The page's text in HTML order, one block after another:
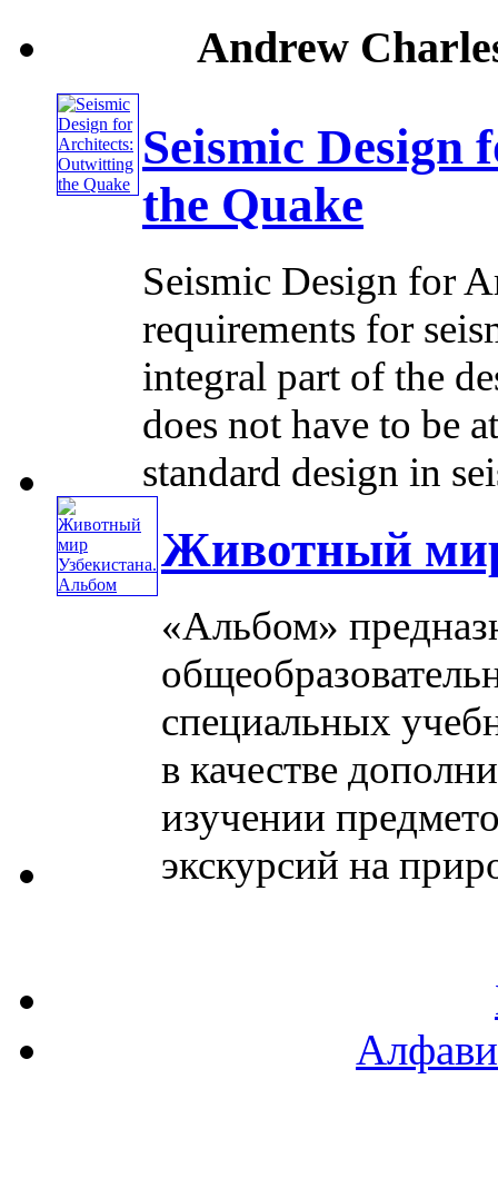
Andrew
Seismic
the Quake
Seismic Design for
requirements for
integral part of the
does not have to be
standard design in
Животный
«Альбом»
специальных
в качестве
изучении
экскурсий на